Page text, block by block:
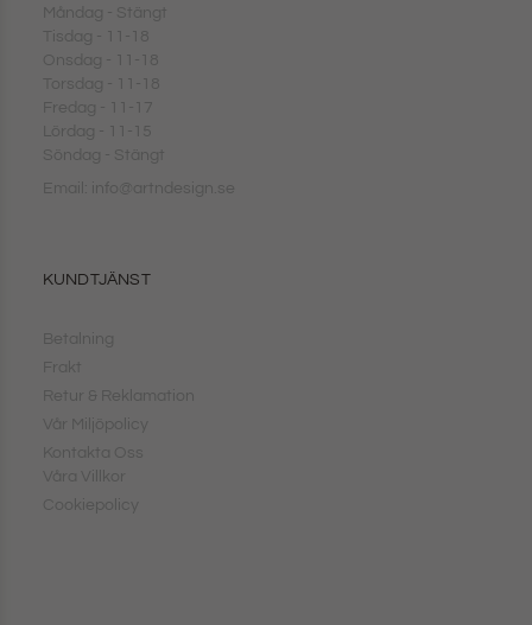
Måndag - Stängt
Tisdag - 11-18
Onsdag - 11-18
Torsdag - 11-18
Fredag - 11-17
Lördag - 11-15
Söndag - Stängt
Email: info@artndesign.se
KUNDTJÄNST
Betalning
Frakt
Retur & Reklamation
Vår Miljöpolicy
Kontakta Oss
Våra Villkor
Cookiepolicy